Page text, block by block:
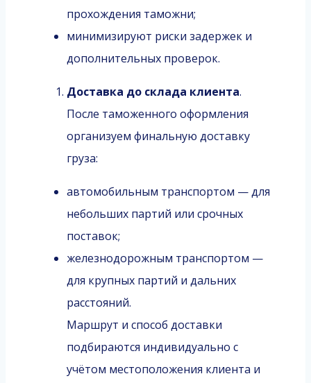
прохождения таможни;
минимизируют риски задержек и
дополнительных проверок.
Доставка до склада клиента.
После таможенного оформления
организуем финальную доставку
груза:
автомобильным транспортом — для
небольших партий или срочных
поставок;
железнодорожным транспортом —
для крупных партий и дальних
расстояний.
Маршрут и способ доставки
подбираются индивидуально с
учётом местоположения клиента и